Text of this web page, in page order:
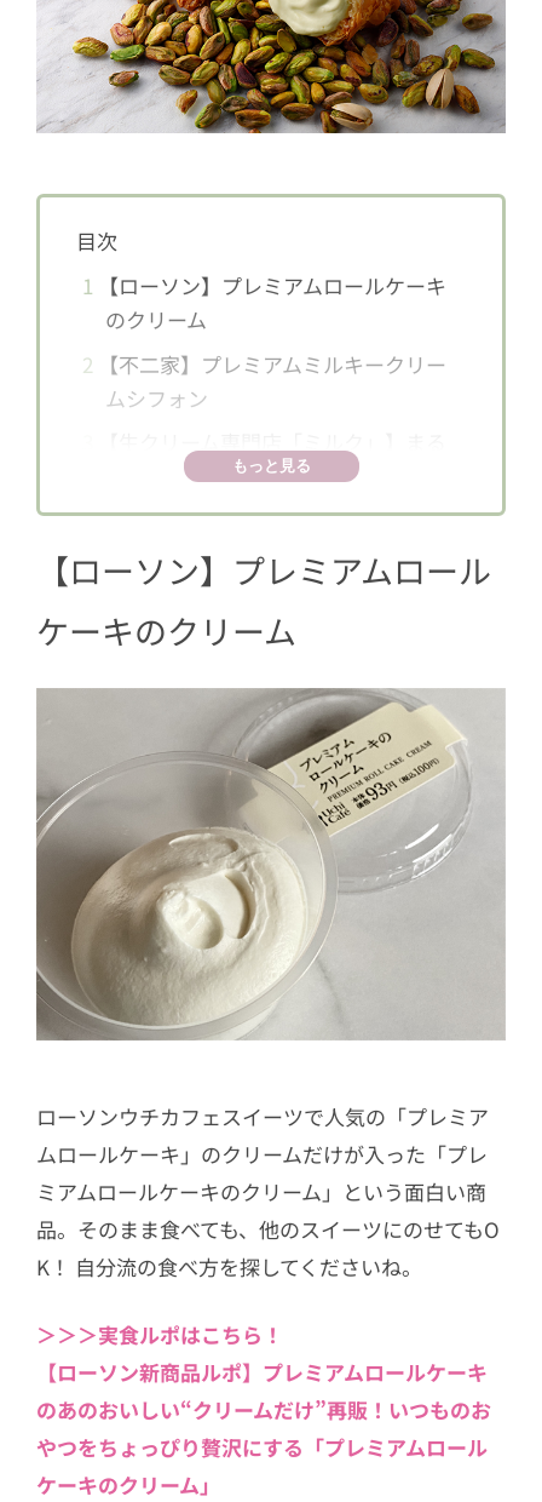
目次
1 【ローソン】プレミアムロールケーキ
のクリーム
2 【不二家】プレミアムミルキークリー
ムシフォン
ごと生クリームケーキ
4【シャトレーゼ】プレミアムカスター
ドシュー
【ローソンストア100】もこもっ(さつ
まいも)
ズケーキクラウン～フルーツ21年冬限
定Ver.～
7【成寿庵】生どら焼
8
【Cow Cow Kitchen】ミルクパイ ピス
タチオ
9 【セブン-イレブン】マリトッツォ パ
ンプキン
10
【ファミリーマート】冷やして食べる
キャラメルクリームクロワッサン
もっと見る
【ローソン】プレミアムロール
ケーキのクリーム
ローソンウチカフェスイーツで人気の「プレミア
ムロールケーキ」のクリームだけが入った「プレ
ミアムロールケーキのクリーム」という面白い商
品。そのまま食べても、他のスイーツにのせてもO
K！ 自分流の食べ方を探してくださいね。
＞＞＞実食ルポはこちら！
【ローソン新商品ルポ】プレミアムロールケーキ
のあのおいしい“クリームだけ”再販！いつものお
やつをちょっぴり贅沢にする「プレミアムロール
ケーキのクリーム」